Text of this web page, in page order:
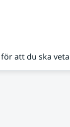
att du ska